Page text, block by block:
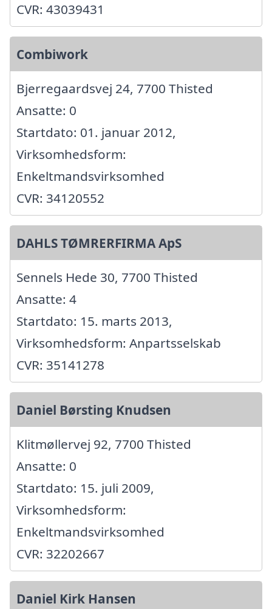
CVR: 43039431
Combiwork
Bjerregaardsvej 24, 7700 Thisted
Ansatte: 0
Startdato: 01. januar 2012,
Virksomhedsform:
Enkeltmandsvirksomhed
CVR: 34120552
DAHLS TØMRERFIRMA ApS
Sennels Hede 30, 7700 Thisted
Ansatte: 4
Startdato: 15. marts 2013,
Virksomhedsform: Anpartsselskab
CVR: 35141278
Daniel Børsting Knudsen
Klitmøllervej 92, 7700 Thisted
Ansatte: 0
Startdato: 15. juli 2009,
Virksomhedsform:
Enkeltmandsvirksomhed
CVR: 32202667
Daniel Kirk Hansen